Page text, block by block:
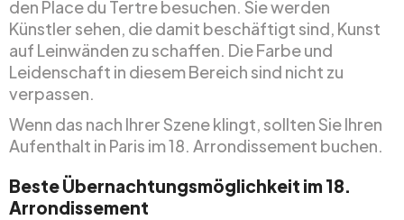
den Place du Tertre besuchen. Sie werden
Künstler sehen, die damit beschäftigt sind, Kunst
auf Leinwänden zu schaffen. Die Farbe und
Leidenschaft in diesem Bereich sind nicht zu
verpassen.
Wenn das nach Ihrer Szene klingt, sollten Sie Ihren
Aufenthalt in Paris im 18. Arrondissement buchen.
Beste Übernachtungsmöglichkeit im 18.
Arrondissement